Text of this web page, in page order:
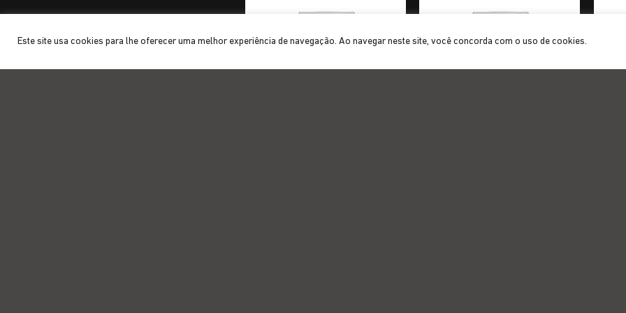
Este site usa cookies para lhe oferecer uma melhor experiência de navegação. Ao navegar neste site, você concorda com o uso de cookies.